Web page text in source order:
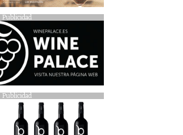
Publicidad
Publicidad